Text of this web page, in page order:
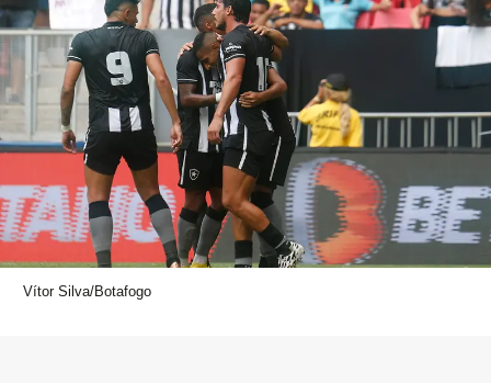
Vítor Silva/Botafogo